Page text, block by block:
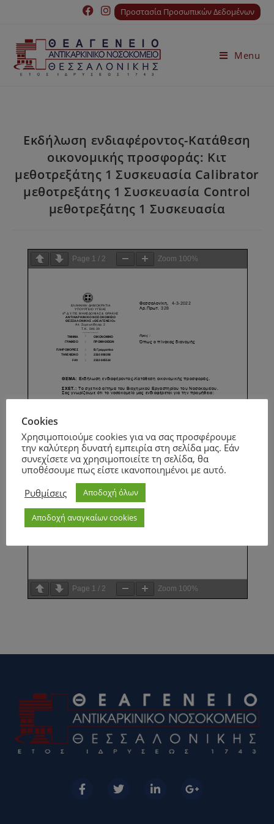
Προστασία Προσωπικών Δεδομένων
Menu
Εκδήλωση ενδιαφέροντος-Κατάθεση
οικονομικής προσφοράς: Κιτ
μεθοτρεξάτης 1 Συσκευασία Calibrator
μεθοτρεξάτης 1 Συσκευασία Control
μεθοτρεξάτης 1 Συσκευασία
Page 1 / 2 Zoom 100%
Page 1 / 2 Zoom 100%
Cookies
Χρησιμοποιούμε cookies για να σας προσφέρουμε
την καλύτερη δυνατή εμπειρία στη σελίδα μας. Εάν
συνεχίσετε να χρησιμοποιείτε τη σελίδα, θα
υποθέσουμε πως είστε ικανοποιημένοι με αυτό.
Ρυθμίσεις
Αποδοχή όλων
Αποδοχή αναγκαίων cookies